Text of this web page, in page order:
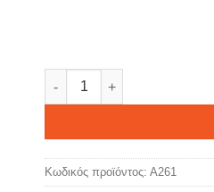
Με τα πόδια ποσότητα
Κωδικός προϊόντος: Α261